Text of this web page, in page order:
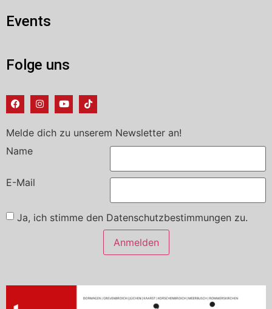
Events
Folge uns
Melde dich zu unserem Newsletter an!
Name
E-Mail
Ja, ich stimme den Datenschutzbestimmungen zu.
Anmelden